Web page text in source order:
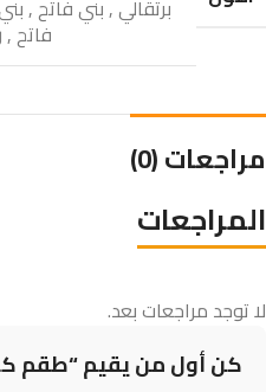
برتقالي,بني فاتح ,
فاتح ,
مراجعات (0)
المراجعات
لا توجد مراجعات بعد.
كن أول من يقيم “طقم